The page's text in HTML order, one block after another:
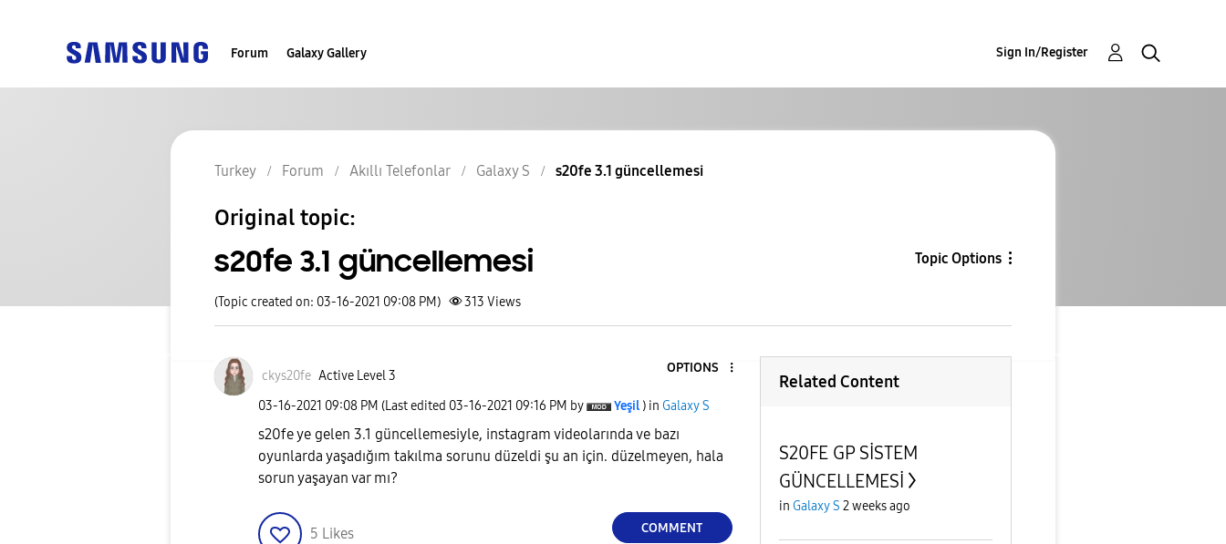
Forum Galaxy Gallery Sign In/Register
Turkey Forum Akıllı Telefonlar Galaxy S s20fe 3.1 güncellemesi
Original topic:
s20fe 3.1 güncellemesi Topic Options
(Topic created on: 03-16-2021 09:08 PM) 313 Views
ckys20fe Active Level 3
OPTIONS
‎03-16-2021 09:08 PM (Last edited ‎03-16-2021 09:16 PM by Yeşil ) in Galaxy S
s20fe ye gelen 3.1 güncellemesiyle, instagram videolarında ve bazı
oyunlarda yaşadığım takılma sorunu düzeldi şu an için. düzelmeyen, hala
sorun yaşayan var mı?
5 Likes COMMENT
Related Content
S20FE GP SİSTEM
GÜNCELLEMESİ
in Galaxy S 2 weeks ago